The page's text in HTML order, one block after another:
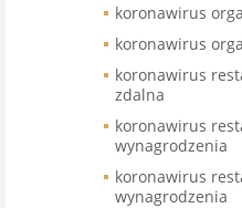
koronawirus
koronawirus
koronawirus
zdalna
koronawirus
wynagrodzenia
koronawirus
wynagrodzenia